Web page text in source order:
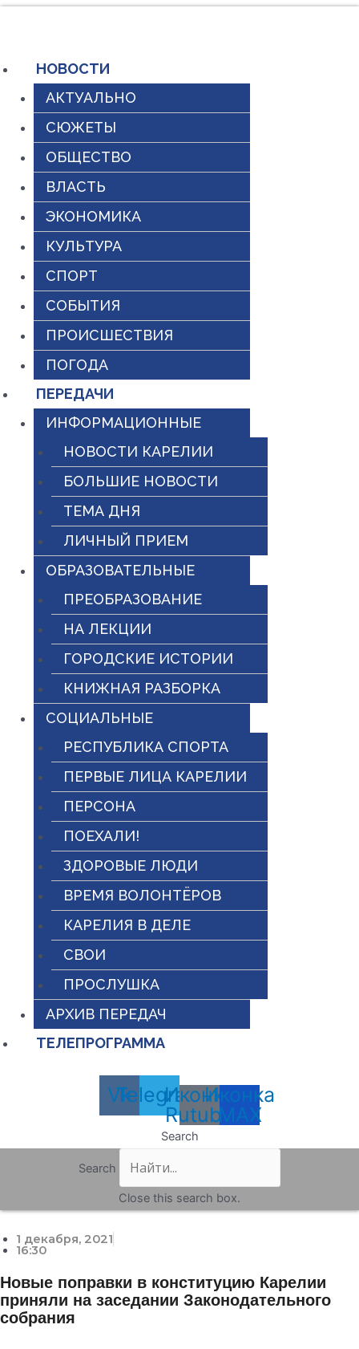
содержимому
НОВОСТИ
АКТУАЛЬНО
СЮЖЕТЫ
ОБЩЕСТВО
ВЛАСТЬ
ЭКОНОМИКА
КУЛЬТУРА
СПОРТ
СОБЫТИЯ
ПРОИСШЕСТВИЯ
ПОГОДА
ПЕРЕДАЧИ
ИНФОРМАЦИОННЫЕ
НОВОСТИ КАРЕЛИИ
БОЛЬШИЕ НОВОСТИ
ТЕМА ДНЯ
ЛИЧНЫЙ ПРИЕМ
ОБРАЗОВАТЕЛЬНЫЕ
ПРЕОБРАЗОВАНИЕ
НА ЛЕКЦИИ
ГОРОДСКИЕ ИСТОРИИ
КНИЖНАЯ РАЗБОРКА
СОЦИАЛЬНЫЕ
РЕСПУБЛИКА СПОРТА
ПЕРВЫЕ ЛИЦА КАРЕЛИИ
ПЕРСОНА
ПОЕХАЛИ!
ЗДОРОВЫЕ ЛЮДИ
ВРЕМЯ ВОЛОНТЁРОВ
КАРЕЛИЯ В ДЕЛЕ
СВОИ
ПРОСЛУШКА
АРХИВ ПЕРЕДАЧ
ТЕЛЕПРОГРАММА
Vk
Telegram
Иконка
Rutube
Иконка
MAX
Search
Search
Close this search box.
1 декабря, 2021
16:30
Новые поправки в конституцию Карелии
приняли на заседании Законодательного
собрания